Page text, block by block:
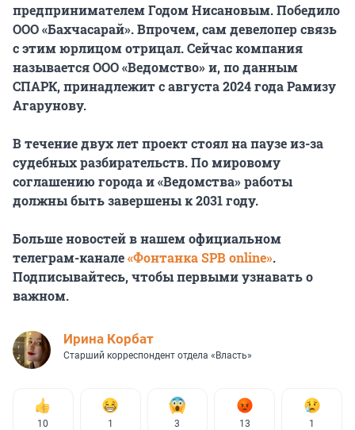
предпринимателем Годом Нисановым. Победило
ООО «Бахчасарай». Впрочем, сам девелопер связь
с этим юрлицом отрицал. Сейчас компания
называется ООО «Ведомство» и, по данным
СПАРК, принадлежит с августа 2024 года Рамизу
Агарунову.
В течение двух лет проект стоял на паузе из-за
судебных разбирательств. По мировому
соглашению города и «Ведомства» работы
должны быть завершены к 2031 году.
Больше новостей в нашем официальном
телеграм-канале«Фонтанка SPB online».
Подписывайтесь, чтобы первыми узнавать о
важном.
Иpина Корбат
Старший корреспондент отдела «Власть»
10 1 3 13 1